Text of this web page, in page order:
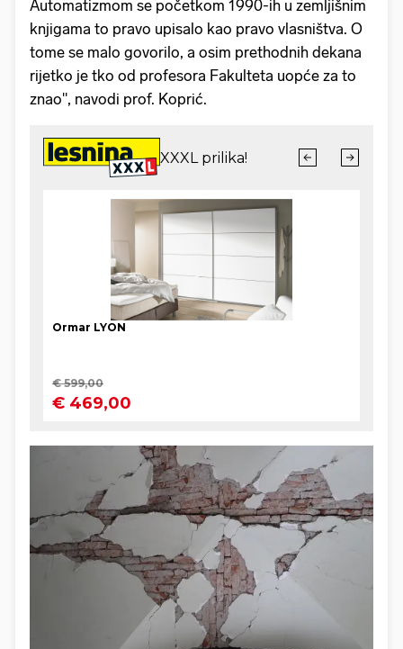
Automatizmom se početkom 1990-ih u zemljišnim
knjigama to pravo upisalo kao pravo vlasništva. O
tome se malo govorilo, a osim prethodnih dekana
rijetko je tko od profesora Fakulteta uopće za to
znao", navodi prof. Koprić.